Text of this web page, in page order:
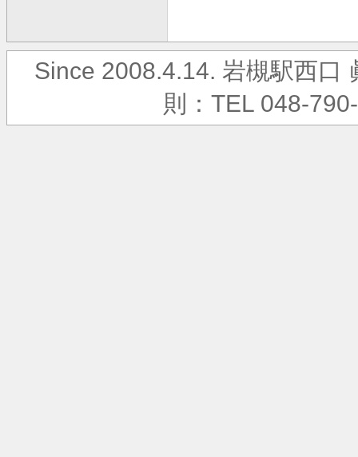
Since 2008.4.14. 岩槻駅西口
則：TEL 048-